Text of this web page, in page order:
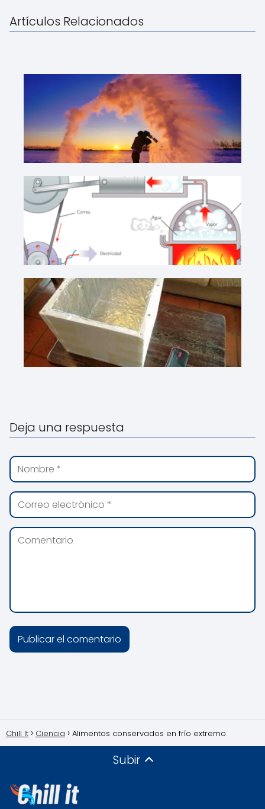
Artículos Relacionados
Deja una respuesta
Chill It Ciencia Alimentos conservados en frío extremo
Subir